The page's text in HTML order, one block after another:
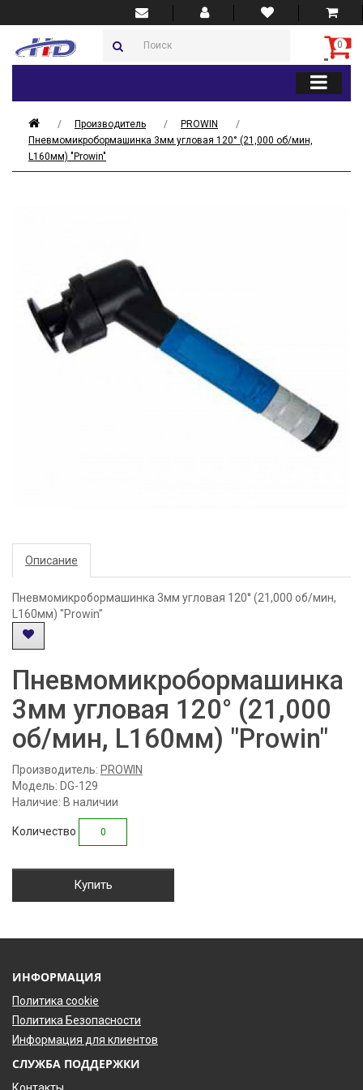
0
Производитель
PROWIN
Пневмомикробормашинка 3мм угловая 120° (21,000 об/мин,
L160мм) "Prowin"
Описание
Пневмомикробормашинка 3мм угловая 120° (21,000 об/мин,
L160мм) "Prowin"
Пневмомикробормашинка
3мм угловая 120° (21,000
об/мин, L160мм) "Prowin"
Производитель: PROWIN
Модель: DG-129
Наличие: В наличии
Количество
Купить
ИНФОРМАЦИЯ
Политика cookie
Политика Безопасности
Информация для клиентов
СЛУЖБА ПОДДЕРЖКИ